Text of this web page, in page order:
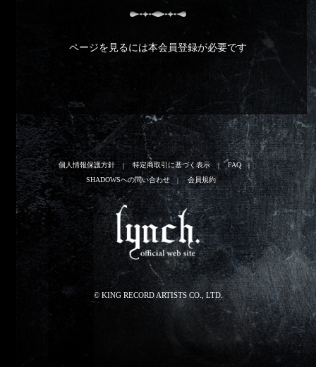
ページを見るには本会員登録が必要です
個人情報保護方針 特定商取引に基づく表示
FAQ
SHADOWSへの問い合わせ
会員規約
© KING RECORD ARTISTS CO., LTD.